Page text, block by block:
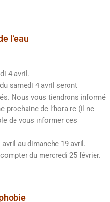
l’eau
4 avril.
samedi 4 avril seront
Nous vous tiendrons informé
prochaine de l’horaire (il ne
de vous informer dès
au dimanche 19 avril.
du mercredi 25 février.